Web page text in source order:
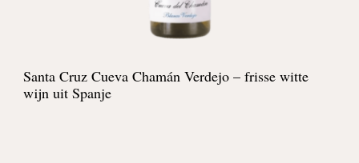
Santa Cruz Cueva Chamán Verdejo – frisse witte
wijn uit Spanje